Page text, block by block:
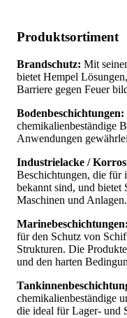
Produktsortiment
Brandschutz: Mit
bietet Hempel
Barriere gegen Feuer
Bodenbeschichtungen:
chemikalienbeständige
Anwendungen
Industrielacke /
Beschichtungen, die für
bekannt sind, und bietet
Maschinen und Anlagen.
Marinebeschichtungen:
für den Schutz von
Strukturen. Die
und den harten
chemikalienbeständige
die ideal für Lager- und